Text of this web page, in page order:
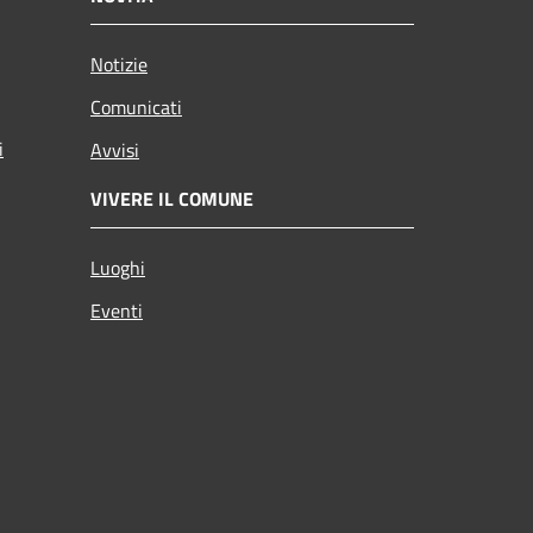
Notizie
Comunicati
Avvisi
VIVERE IL COMUNE
Luoghi
Eventi